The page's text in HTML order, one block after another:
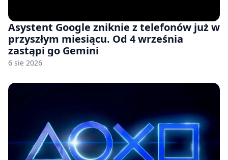
Asystent Google zniknie z telefonów już w
przyszłym miesiącu. Od 4 września
zastąpi go Gemini
6 sie 2026